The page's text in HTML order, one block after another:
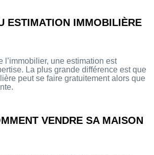
ESTIMATION IMMOBILIÈRE
l’immobilier, une estimation est
La plus grande différence est que
peut se faire gratuitement alors que
VENDRE SA MAISON